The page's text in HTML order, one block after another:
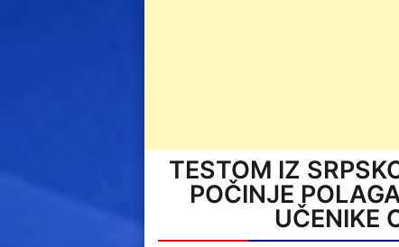
TESTOM IZ
POČINJE
UČENIKE